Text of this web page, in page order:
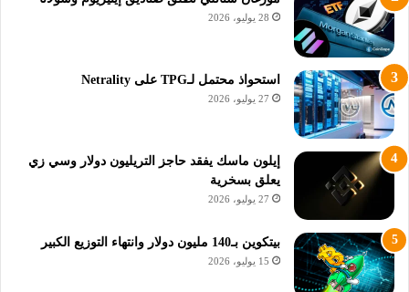
شركة GrayScale تتداول في الريبل
شهدت عملة XRP إنخاض حاد في سعرها.
وبعدها شاهدنا احصائيات شركة جراي سكيل تزيل استثماراتها في
صندوق XRP وهو ما أشرنا له في مقالنا السابق :
شركة Grayscale
تزيل عملة XRP من صندوقها الاستثماري
في عملة الريبل بمبلغ 11.3 مليون دولار فقط.
28 يوليو، 2026
استحواذ محتمل لـTPG على Netrality
27 يوليو، 2026
إيلون ماسك يفقد حاجز التريليون دولار وسي زي
يعلق بسخرية
27 يوليو، 2026
بيتكوين بـ140 مليون دولار وانتهاء التوزيع الكبير
15 يوليو، 2026